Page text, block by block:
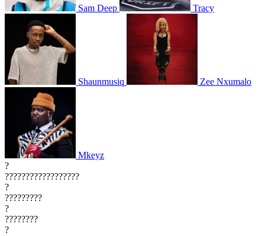
Sam Deep Tracy
Shaunmusiq Zee Nxumalo
Mkeyz
?
??????????????????
?
?????????
?
????????
?